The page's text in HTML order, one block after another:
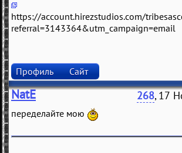
https://account.hirezstudios.com/
referral=3143364&utm_campaign=email
Профиль Сайт
NatE 268, 17
переделайте мою